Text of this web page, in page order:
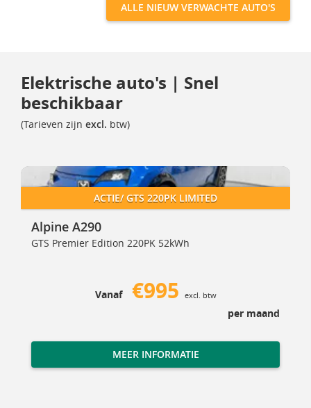
ALLE NIEUW VERWACHTE AUTO'S
Elektrische auto's | Snel
beschikbaar
(Tarieven zijn excl. btw)
Alpine A290
Alpine A290
ACTIE/ GTS 220PK LIMITED
Alpine A290
GTS Premier Edition 220PK 52kWh
Vanaf €995 excl. btw
per maand
MEER INFORMATIE